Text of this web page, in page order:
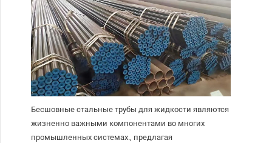
Бесшовные стальные трубы для жидкости являются
жизненно важными компонентами во многих
промышленных системах., предлагая